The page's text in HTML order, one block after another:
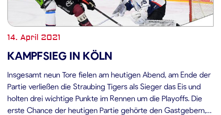
14. April 2021
KAMPFSIEG IN KÖLN
Insgesamt neun Tore fielen am heutigen Abend, am Ende der
Partie verließen die Straubing Tigers als Sieger das Eis und
holten drei wichtige Punkte im Rennen um die Playoffs. Die
erste Chance der heutigen Partie gehörte den Gastgebern,